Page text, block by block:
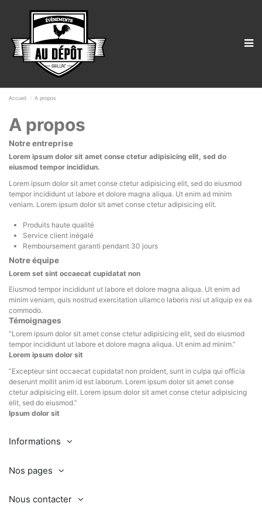
Accueil A propos
A propos
Notre entreprise
Lorem ipsum dolor sit amet conse ctetur adipisicing elit, sed do
eiusmod tempor incididun.
Lorem ipsum dolor sit amet conse ctetur adipisicing elit, sed do eiusmod
tempor incididunt ut labore et dolore magna aliqua. Ut enim ad minim
veniam. Lorem ipsum dolor sit amet conse ctetur adipisicing elit.
Produits haute qualité
Service client inégalé
Remboursement garanti pendant 30 jours
Notre équipe
Lorem set sint occaecat cupidatat non
Eiusmod tempor incididunt ut labore et dolore magna aliqua. Ut enim ad
minim veniam, quis nostrud exercitation ullamco laboris nisi ut aliquip ex ea
commodo.
Témoignages
“Lorem ipsum dolor sit amet conse ctetur adipisicing elit, sed do eiusmod
tempor incididunt ut labore et dolore magna aliqua. Ut enim ad minim.”
Lorem ipsum dolor sit
“Excepteur sint occaecat cupidatat non proident, sunt in culpa qui officia
deserunt mollit anim id est laborum. Lorem ipsum dolor sit amet conse
ctetur adipisicing elit. Lorem ipsum dolor sit amet conse ctetur adipisicing
elit, sed do eiusmod.”
Ipsum dolor sit
Informations
Nos pages
Nous contacter